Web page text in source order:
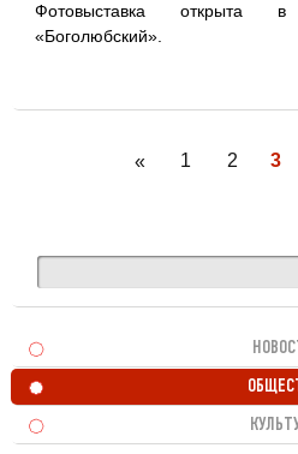
Фотовыставка открыта
«Боголюбский».
« 1 2 3